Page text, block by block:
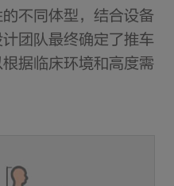
不同体型，结合设备
团队最终确定了推车
据临床环境和高度需